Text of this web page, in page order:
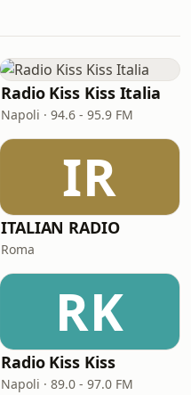
Radio Kiss Kiss Italia
Napoli · 94.6 - 95.9 FM
IR
ITALIAN RADIO
Roma
RK
Radio Kiss Kiss
Napoli · 89.0 - 97.0 FM